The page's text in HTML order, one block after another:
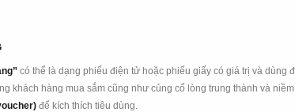
có thể là dạng phiếu điện tử hoặc phiếu giấy có giá trị và dùng
khách hàng mua sắm cũng như củng cố lòng trung thành và
để kích thích tiêu dùng.